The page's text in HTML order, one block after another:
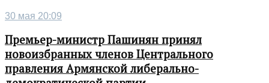
30 мая 20:09
Премьер-министр Пашинян принял
новоизбранных членов Центрального
правления Армянской либерально-